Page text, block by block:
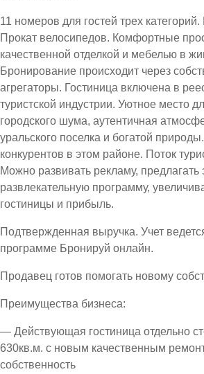
11 номеров для гостей трех
Прокат велосипедов. Комфортные
качественной отделкой и мебелью в
Бронирование происходит через
агрегаторы. Гостиница включена в
туристской индустрии. Уютное место
городского шума, аутентичная
уральского поселка и богатой
конкурентов в этом районе. Поток
Можно развивать рекламу, предлагать
развлекательную программу,
гостиницы и прибыль.
Подтвержденная выручка. Учет
программе Бронируй онлайн.
Продавец готов помогать новому
Преимущества бизнеса:
— Действующая гостиница отдельно
630кв.м. с новым качественным
собственность